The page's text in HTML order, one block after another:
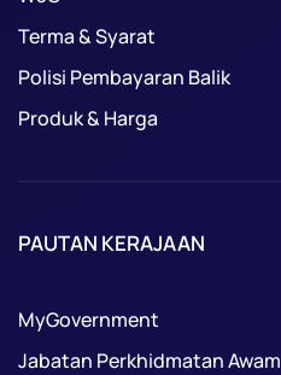
Terma & Syarat
Polisi Pembayaran Balik
Produk & Harga
PAUTAN KERAJAAN
MyGovernment
Jabatan Perkhidmatan Awam